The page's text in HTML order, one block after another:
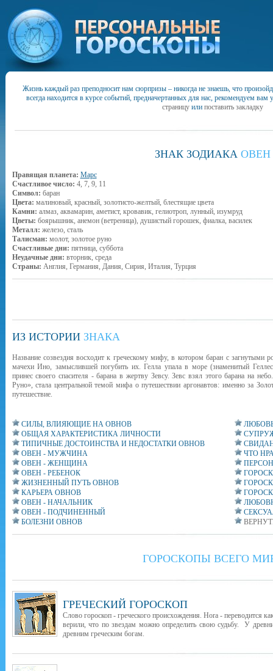
Жизнь каждый раз преподносит нам сюрпризы – никогда не знаешь, что
всегда находится в курсе событий, предначертанных для нас, рекомендуем вам
страницу или поставить закладку
ЗНАК ЗОДИАКА ОВЕН
Правящая планета: Марс
Счастливое число: 4, 7, 9, 11
Символ: баран
Цвета: малиновый, красный, золотисто-желтый, блестящие цвета
Камни: алмаз, аквамарин, аметист, кровавик, гелиотроп, лунный, изумруд
Цветы: боярышник, анемон (ветреница), душистый горошек, фиалка, василек
Металл: железо, сталь
Талисман: молот, золотое руно
Счастливые дни: пятница, суббота
Неудачные дни: вторник, среда
Страны: Англия, Германия, Дания, Сирия, Италия, Турция
ИЗ ИСТОРИИ ЗНАКА
Название созвездия восходит к греческому мифу, в котором баран с загнутыми
мачехи Ино, замыслившей погубить их. Гелла упала в море (знаменитый
принес своего спасителя - барана в жертву Зевсу. Зевс взял этого барана на
Руно», стала центральной темой мифа о путешествии аргонавтов: именно за
путешествие.
СИЛЫ, ВЛИЯЮЩИЕ НА ОВНОВ
ОБЩАЯ ХАРАКТЕРИСТИКА ЛИЧНОСТИ
ТИПИЧНЫЕ ДОСТОИНСТВА И НЕДОСТАТКИ ОВНОВ
ОВЕН - МУЖЧИНА
ОВЕН - ЖЕНЩИНА
ОВЕН - РЕБЕНОК
ЖИЗНЕННЫЙ ПУТЬ ОВНОВ
КАРЬЕРА ОВНОВ
ОВЕН - НАЧАЛЬНИК
ОВЕН - ПОДЧИНЕННЫЙ
БОЛЕЗНИ ОВНОВ
ЧТО
ГОРОСКОПЫ ВСЕГО
ГРЕЧЕСКИЙ ГОРОСКОП
Слово гороскоп - греческого происхождения. Hora - переводится
верили, что по звездам можно определить свою судьбу. У
древним греческим богам.